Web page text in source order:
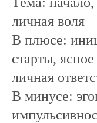
личная воля
В плюсе:
старты,
личная
В минусе: